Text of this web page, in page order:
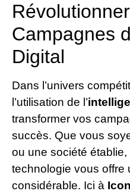
Campagnes
Digital
Dans l’univers
l’utilisation de l’
transformer vos
succès. Que vous
ou une société établie,
technologie vous offre
considérable. Ici à